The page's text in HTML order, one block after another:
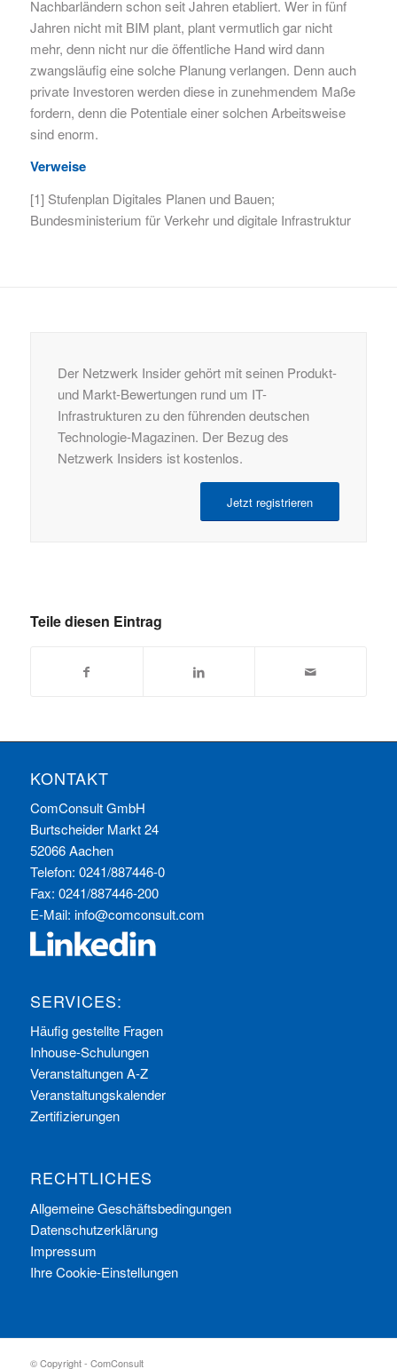
Nachbarländern schon seit Jahren etabliert. Wer in fünf
Jahren nicht mit BIM plant, plant vermutlich gar nicht
mehr, denn nicht nur die öffentliche Hand wird dann
zwangsläufig eine solche Planung verlangen. Denn auch
private Investoren werden diese in zunehmendem Maße
fordern, denn die Potentiale einer solchen Arbeitsweise
sind enorm.
Verweise
[1] Stufenplan Digitales Planen und Bauen;
Bundesministerium für Verkehr und digitale Infrastruktur
Der Netzwerk Insider gehört mit seinen Produkt-
und Markt-Bewertungen rund um IT-
Infrastrukturen zu den führenden deutschen
Technologie-Magazinen. Der Bezug des
Netzwerk Insiders ist kostenlos.
Jetzt registrieren
Teile diesen Eintrag
KONTAKT
ComConsult GmbH
Burtscheider Markt 24
52066 Aachen
Telefon: 0241/887446-0
Fax: 0241/887446-200
E-Mail: info@comconsult.com
SERVICES:
Häufig gestellte Fragen
Inhouse-Schulungen
Veranstaltungen A-Z
Veranstaltungskalender
Zertifizierungen
RECHTLICHES
Allgemeine Geschäftsbedingungen
Datenschutzerklärung
Impressum
Ihre Cookie-Einstellungen
© Copyright - ComConsult